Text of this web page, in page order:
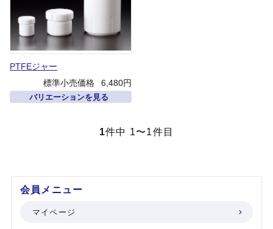
PTFEジャー
標準小売価格
6,480円
バリエーションを見る
1件中 1〜1件目
会員メニュー
マイページ